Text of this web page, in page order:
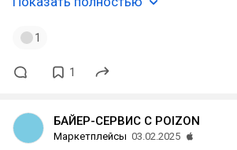
1
1
БАЙЕР-СЕРВИС С POIZON
Маркетплейсы 03.02.2025